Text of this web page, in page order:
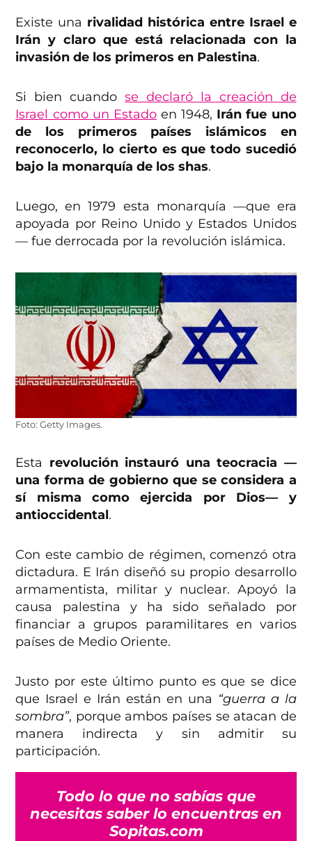
Existe una rivalidad histórica entre Israel e
Irán y claro que está relacionada con la
invasión de los primeros en Palestina.
Si bien cuandose declaró la creación de
Israel como un Estadoen 1948, Irán fue uno
de los primeros países islámicos en
reconocerlo, lo cierto es que todo sucedió
bajo la monarquía de los shas.
Luego, en 1979 esta monarquía —que era
apoyada por Reino Unido y Estados Unidos
— fue derrocada por la revolución islámica.
Foto: Getty Images.
Esta revolución instauró una teocracia —
una forma de gobierno que se considera a
sí misma como ejercida por Dios— y
antioccidental.
Con este cambio de régimen, comenzó otra
dictadura. E Irán diseñó su propio desarrollo
armamentista, militar y nuclear. Apoyó la
causa palestina y ha sido señalado por
financiar a grupos paramilitares en varios
países de Medio Oriente.
Justo por este último punto es que se dice
que Israel e Irán están en una “guerra a la
sombra”, porque ambos países se atacan de
manera indirecta y sin admitir su
participación.
Todo lo que no sabías que
necesitas saber lo encuentras en
Sopitas.com